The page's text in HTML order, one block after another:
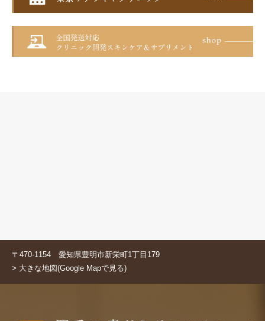
〒470-1154 愛知県豊明市新栄町1丁目179
> 大きな地図(Google Mapで見る)